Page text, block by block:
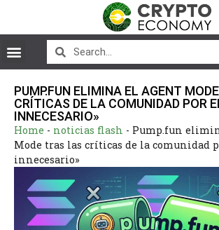
PUMP.FUN ELIMINA EL AGENT
CRÍTICAS DE LA COMUNIDAD POR
INNECESARIO»
Home - noticias flash - Pump.fun
Mode tras las críticas de la comunidad
innecesario»